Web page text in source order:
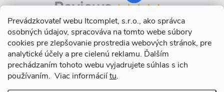
Prevádzkovateľ webu Itcomplet, s.r.o., ako správca
osobných údajov, spracováva na tomto webe súbory
cookies pre zlepšovanie prostredia webových stránok, pre
analytické účely a pre cielenú reklamu. Ďalším
prechádzaním tohoto webu vyjadrujete súhlas s ich
používaním. Viac informáciítu.